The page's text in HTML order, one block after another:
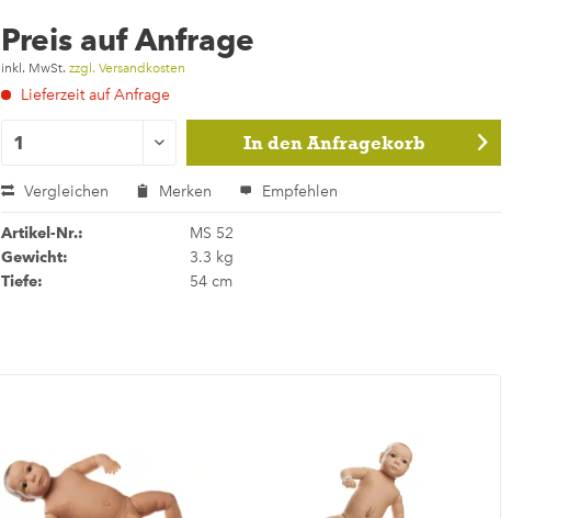
Preis auf Anfrage
inkl. MwSt. zzgl. Versandkosten
Lieferzeit auf Anfrage
In den Anfragekorb
Vergleichen Merken Empfehlen
Artikel-Nr.: MS 52
Gewicht: 3.3 kg
Tiefe: 54 cm